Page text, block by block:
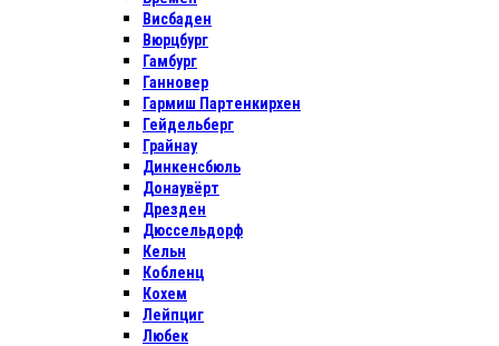
Висбаден
Вюрцбург
Гамбург
Ганновер
Гармиш Партенкирхен
Гейдельберг
Грайнау
Динкенсбюль
Донаувёрт
Дрезден
Дюссельдорф
Кельн
Кобленц
Кохем
Лейпциг
Любек